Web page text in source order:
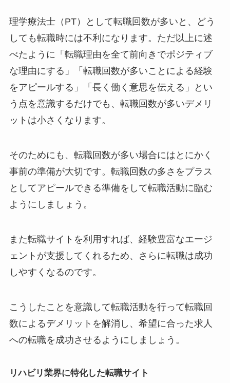
理学療法士（PT）として転職回数が多いと、どう
しても転職時には不利になります。ただ以上に述
べたように「転職理由を全て前向きでポジティブ
な理由にする」「転職回数が多いことによる経験
をアピールする」「長く働く意思を伝える」とい
う点を意識するだけでも、転職回数が多いデメリ
ットは小さくなります。
そのためにも、転職回数が多い場合にはとにかく
事前の準備が大切です。転職回数の多さをプラス
としてアピールできる準備をして転職活動に臨む
ようにしましょう。
また転職サイトを利用すれば、経験豊富なエージ
ェントが支援してくれるため、さらに転職は成功
しやすくなるのです。
こうしたことを意識して転職活動を行って転職回
数によるデメリットを解消し、希望に合った求人
への転職を成功させるようにしましょう。
リハビリ業界に特化した転職サイト